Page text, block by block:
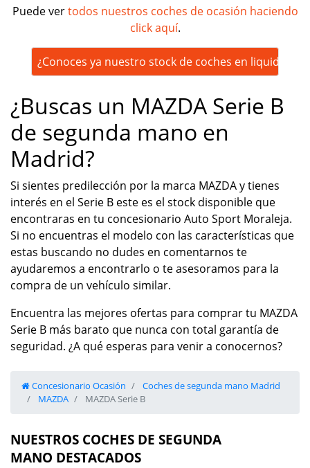
Puede vertodos nuestros coches de ocasión haciendo
click aquí.
¿Conoces ya nuestro stock de coches en
¿Buscas un MAZDA Serie B
de segunda mano en
Madrid?
Si sientes predilección por la marca MAZDA y tienes
interés en el Serie B este es el stock disponible que
encontraras en tu concesionario Auto Sport Moraleja.
Si no encuentras el modelo con las características que
estas buscando no dudes en comentarnos te
ayudaremos a encontrarlo o te asesoramos para la
compra de un vehículo similar.
Encuentra las mejores ofertas para comprar tu MAZDA
Serie B más barato que nunca con total garantía de
seguridad. ¿A qué esperas para venir a conocernos?
Concesionario Ocasión
Coches de segunda mano Madrid
MAZDA
MAZDA Serie B
NUESTROS COCHES DE SEGUNDA
MANO DESTACADOS